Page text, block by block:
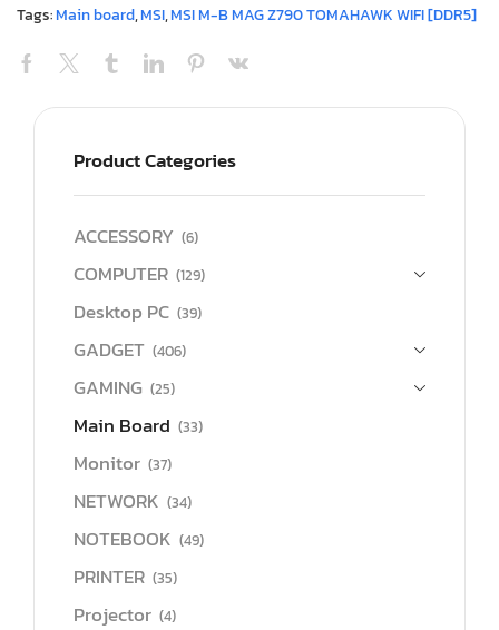
Tags:Main board,MSI,MSI M-B MAG Z790 TOMAHAWK WIFI [DDR5]
Product Categories
ACCESSORY (6)
COMPUTER (129)
Desktop PC (39)
GADGET (406)
GAMING (25)
Main Board (33)
Monitor (37)
NETWORK (34)
NOTEBOOK (49)
PRINTER (35)
Projector (4)